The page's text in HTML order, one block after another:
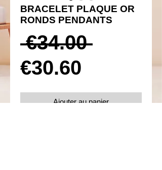
BRACELET PLAQUE OR
RONDS PENDANTS
€34.00 Prix
original
€30.60
Ajouter au panier